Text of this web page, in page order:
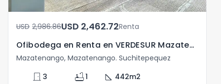
USD	2,986.86 USD	2,462.72Renta
Ofibodega en Renta en VERDESUR Mazatenango
Mazatenango, Mazatenango. Suchitepequez
door_front 3 bathtub1 square_foot 442m2